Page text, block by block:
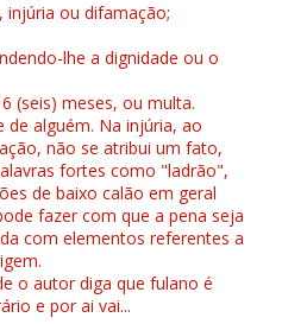
injúria ou difamação;
lhe a dignidade ou o
(seis) meses, ou multa.
de alguém. Na injúria, ao
não se atribui um fato,
fortes como "ladrão",
de baixo calão em geral
fazer com que a pena seja
com elementos referentes a
o autor diga que fulano é
e por ai vai...